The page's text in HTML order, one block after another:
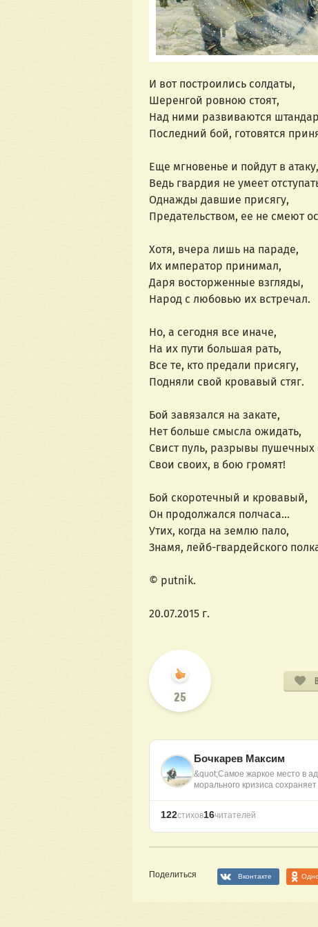
И вот построились солдаты,
Шеренгой ровною стоят,
Над ними развиваются
Последний бой, готовятся
Еще мгновенье и пойдут в атаку,
Ведь гвардия не умеет
Однажды давшие присягу,
Предательством, ее не смеют
Хотя, вчера лишь на параде,
Их император принимал,
Даря восторженные взгляды,
Народ с любовью их встречал.
Но, а сегодня все иначе,
На их пути большая рать,
Все те, кто предали присягу,
Подняли свой кровавый стяг.
Бой завязался на закате,
Нет больше смысла ожидать,
Свист пуль, разрывы пушечных
Свои своих, в бою громят!
Бой скоротечный и кровавый,
Он продолжался полчаса...
Утих, когда на землю пало,
Знамя, лейб-гвардейского
© putnik.
20.07.2015 г.
25
Бочкарев Максим
&quot;Самое жаркое место в
морального кризиса
122стихов16читателей
Поделиться Вконтакте